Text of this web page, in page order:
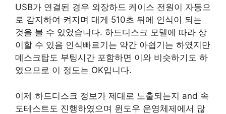
USB가 연결된 경우 외장하드 케이스 전원이 자동으
로 감지하여 켜지며 대게 510초 뒤에 인식이 되는
것을 볼 수 있었습니다. 하드디스크 모델에 따라 상
이할 수 있음 인식빠르기는 약간 아쉽기는 하였지만
데스크탑도 부팅시간 포함하면 이와 비슷하기도 하
였으므로 이 정도는 OK입니다.
이제 하드디스크 정보가 제대로 노출되는지 and 속
도테스트도 진행하였으며 윈도우 운영체제에서 많